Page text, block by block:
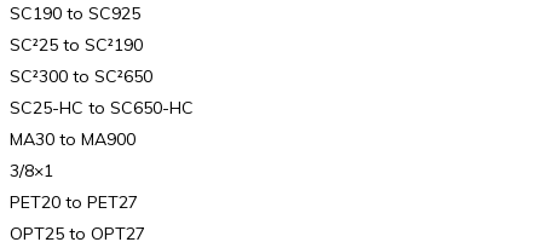
SC190 to SC925
SC²25 to SC²190
SC²300 to SC²650
SC25-HC to SC650-HC
MA30 to MA900
3/8×1
PET20 to PET27
OPT25 to OPT27